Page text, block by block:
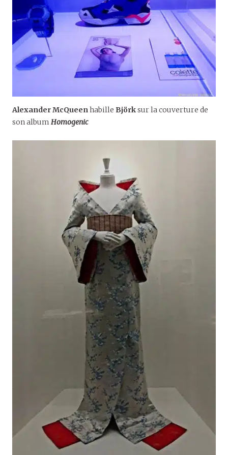
Alexander McQueenhabille Björksur la couverture de
son album Homogenic